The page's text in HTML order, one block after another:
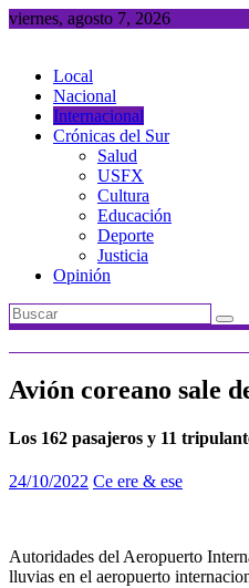
Saltar
viernes, agosto 7, 2026
Local
Nacional
Internacional
Crónicas del Sur
Salud
USFX
Cultura
Educación
Deporte
Justicia
Opinión
Avión coreano sale
Los 162 pasajeros y 11
24/10/2022 Ce ere & ese
Autoridades del Aeropuerto
lluvias en el aeropuerto